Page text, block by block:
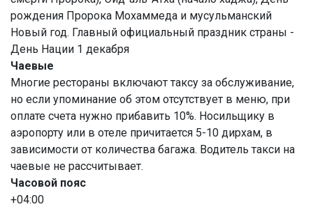
рождения Пророка Мохаммеда и мусульманский
Новый год. Главный официальный праздник страны -
День Нации 1 декабря
Чаевые
Многие рестораны включают таксу за обслуживание,
но если упоминание об этом отсутствует в меню, при
оплате счета нужно прибавить 10%. Носильщику в
аэропорту или в отеле причитается 5-10 дирхам, в
зависимости от количества багажа. Водитель такси на
чаевые не рассчитывает.
Часовой пояс
+04:00